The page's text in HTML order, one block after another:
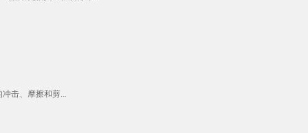
击、摩擦和剪...